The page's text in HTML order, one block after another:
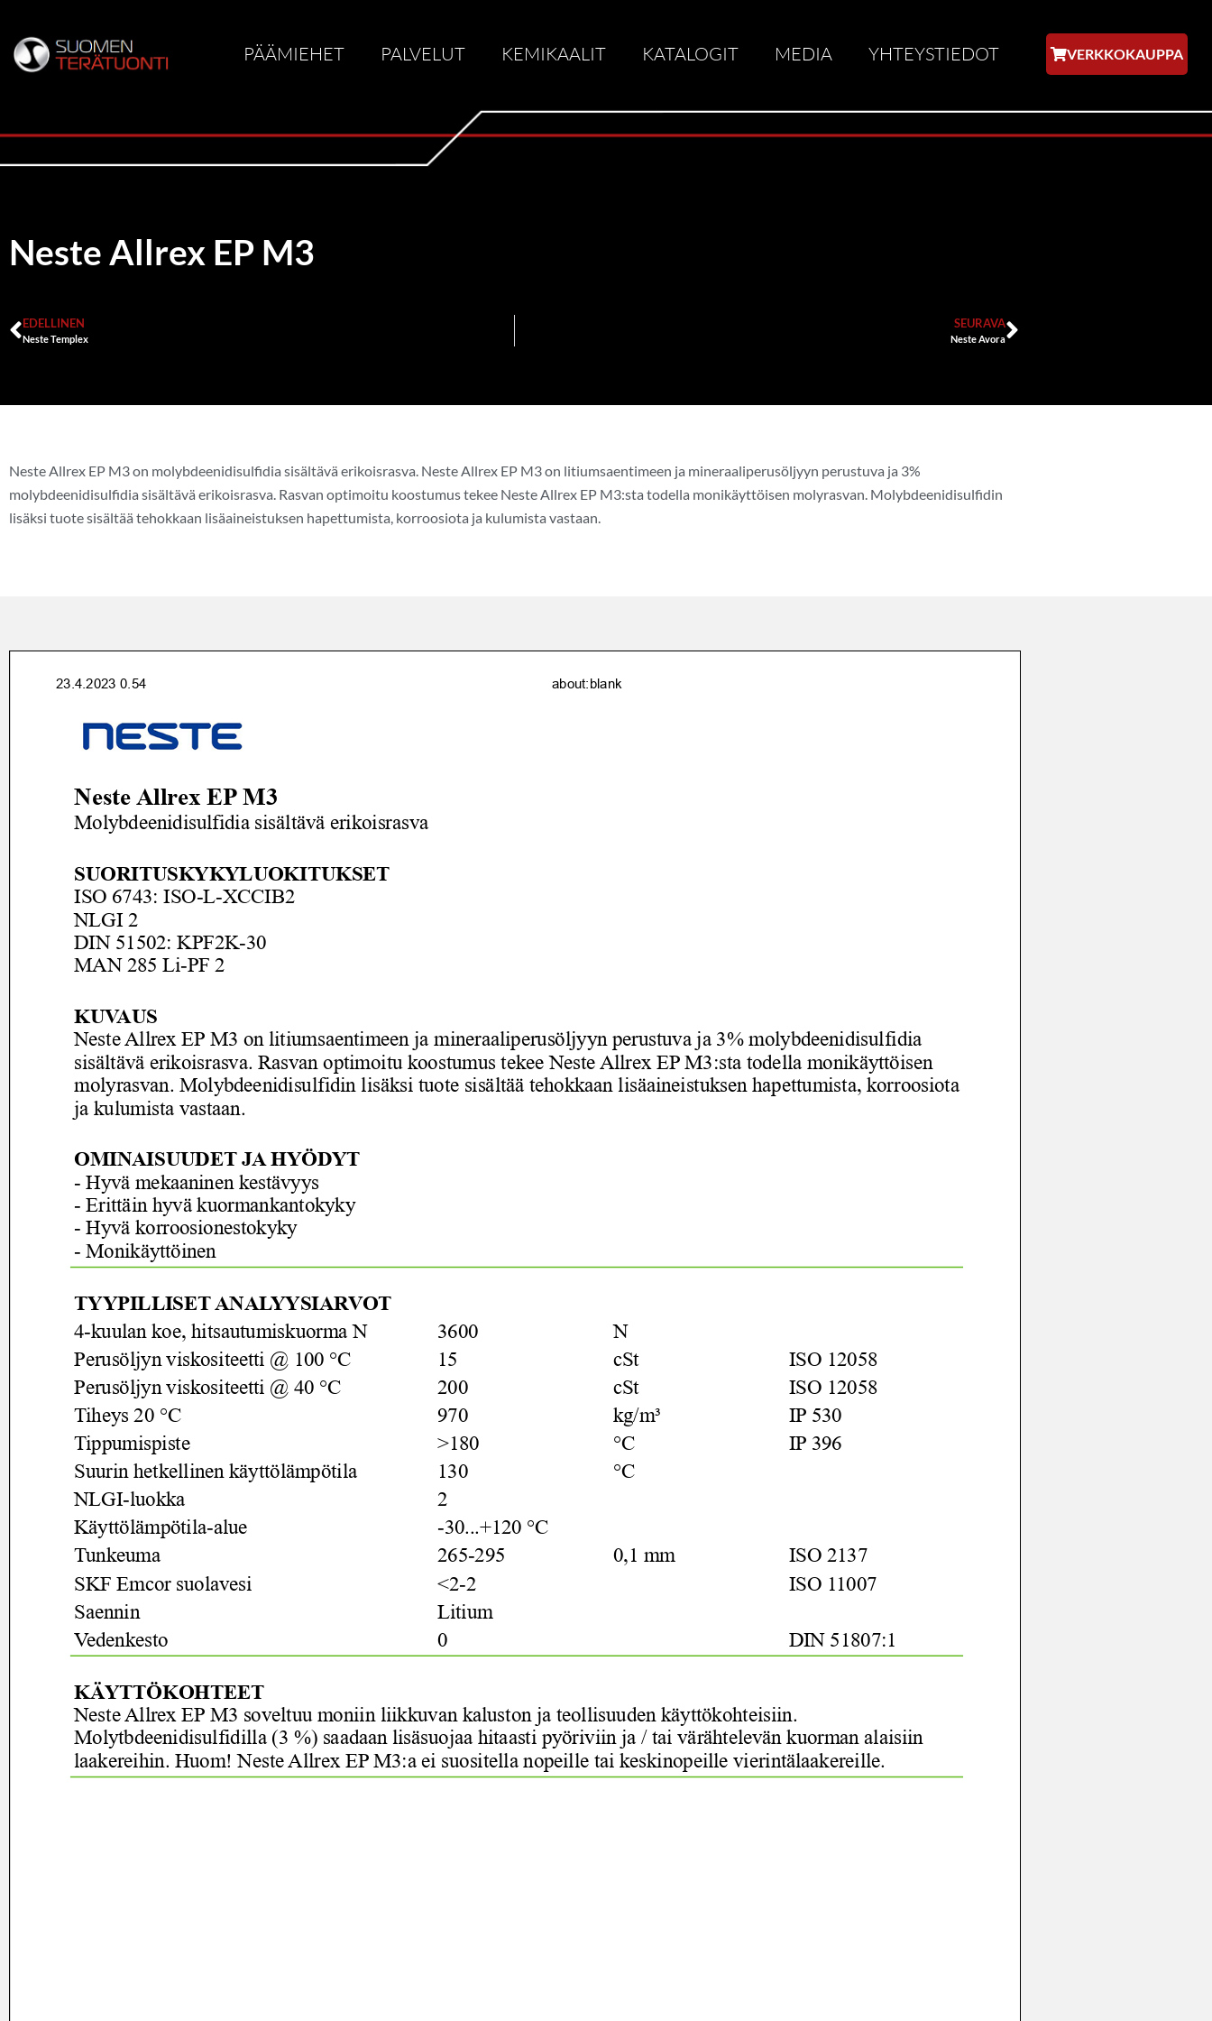
PÄÄMIEHET PALVELUT KEMIKAALIT KATALOGIT MEDIA YHTEYSTIEDOT VERKKOKAUPPA
Neste Allrex EP M3
EDELLINEN
Neste Templex
SEURAVA
Neste Avora
Neste Allrex EP M3 on molybdeenidisulfidia sisältävä erikoisrasva. Neste Allrex EP M3 on litiumsaentimeen ja mineraaliperusöljyyn perustuva ja 3%
molybdeenidisulfidia sisältävä erikoisrasva. Rasvan optimoitu koostumus tekee Neste Allrex EP M3:sta todella monikäyttöisen molyrasvan. Molybdeenidisulfidin
lisäksi tuote sisältää tehokkaan lisäaineistuksen hapettumista, korroosiota ja kulumista vastaan.